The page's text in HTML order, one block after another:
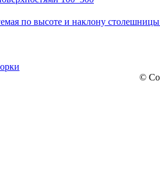
по высоте и наклону
©